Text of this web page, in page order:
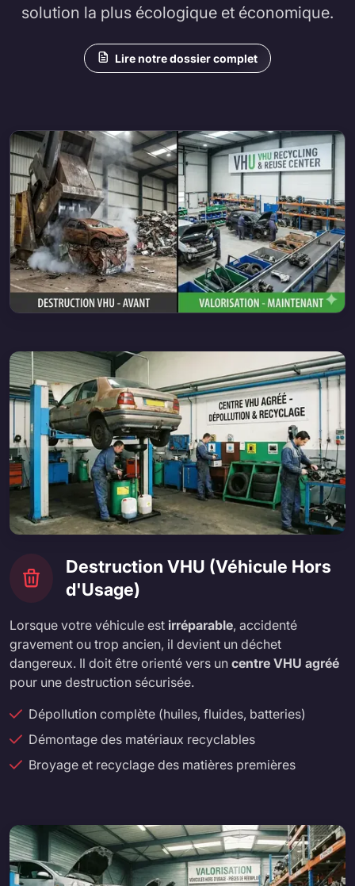
solution la plus écologique et économique.
Lire notre dossier complet
Destruction VHU (Véhicule Hors
d'Usage)
Lorsque votre véhicule est irréparable, accidenté
gravement ou trop ancien, il devient un déchet
dangereux. Il doit être orienté vers un centre VHU agréé
pour une destruction sécurisée.
Dépollution complète (huiles, fluides, batteries)
Démontage des matériaux recyclables
Broyage et recyclage des matières premières